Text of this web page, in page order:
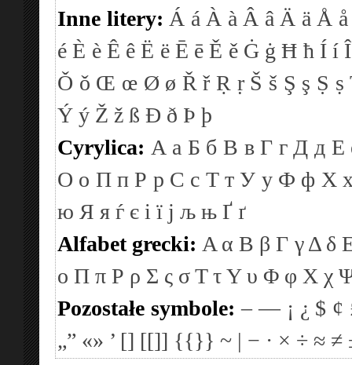
Inne litery: Á á À à Â â Ä ä Å å
é È è Ê ê Ë ë Ē ē Ě ě Ġ ġ Ħ ħ Í í Î
Ǒ ǒ Œ œ Ø ø Ř ř Ṛ ṛ Š š Ş ş Ṣ ṣ
Ý ý Ž ž ß Ð ð Þ þ
Cyrylica: А а Б б В в Г г Д д Е
О о П п Р р С с Т т У у Ф ф Х
ю Я я ѓ є і ї ј љ њ Ґ ґ
Alfabet grecki: Α α Β β Γ γ Δ δ
ο Π π Ρ ρ Σ ς σΤ τΥ υ Φ φ Χ χ
Pozostałe symbole: – — ¡ ¿ $ ¢
„” «» ’ [] [[]] {{}} ~ | − · × ÷ ≈ ≠